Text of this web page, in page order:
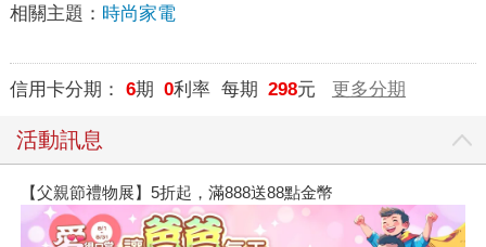
相關主題： 時尚家電
信用卡分期： 6期 0利率 每期 298元 更多分期
活動訊息
【父親節禮物展】5折起，滿888送88點金幣